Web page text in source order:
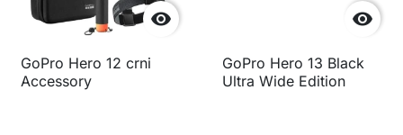

GoPro Hero 12 crni
Accessory

GoPro Hero 13 Black
Ultra Wide Edition